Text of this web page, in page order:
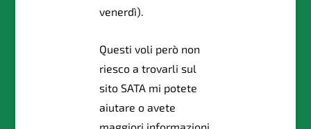
venerdì).
Questi voli però non
riesco a trovarli sul
sito SATA mi potete
aiutare o avete